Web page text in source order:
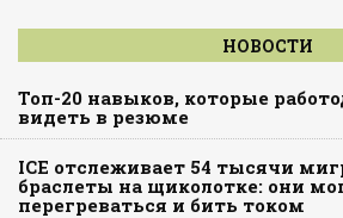
НОВОСТИ
Топ-20 навыков, которые
видеть в резюме
ICE отслеживает 54 тысячи
браслеты на щиколотке: они
перегреваться и бить током